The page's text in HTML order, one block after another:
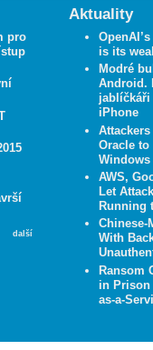
pro
další
Aktuality
is its
Modré
Android.
jablíčkáři
iPhone
Oracle
Windows
AWS,
Let
Running
Chinese-
With
Ransom
in Prison
as-a-